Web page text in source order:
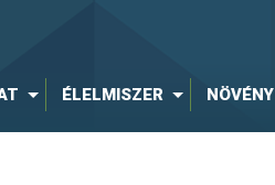
ÉLELMISZER NÖVÉNY